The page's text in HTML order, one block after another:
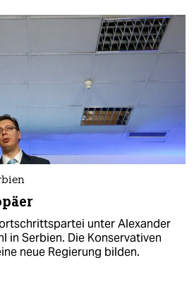
unter Alexander
in Serbien. Die Konservativen
neue Regierung bilden.